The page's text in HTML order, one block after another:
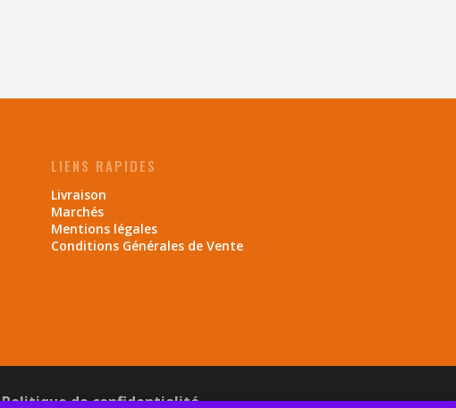
LIENS RAPIDES
Livraison
Marchés
Mentions légales
Conditions Générales de Vente
Politique de confidentialité